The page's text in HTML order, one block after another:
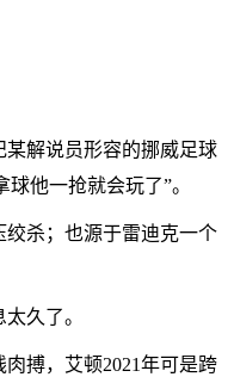
解说员形容的挪威足球
他一抢就会玩了”。
杀；也源于雷迪克一个
久了。
搏，艾顿2021年可是跨